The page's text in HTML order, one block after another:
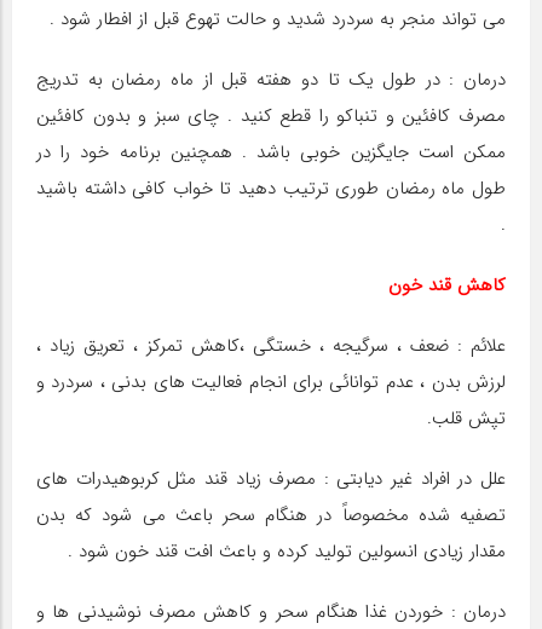
می تواند منجر به سردرد شدید و حالت تهوع قبل از افطار شود .
درمان : در طول یک تا دو هفته قبل از ماه رمضان به تدریج
مصرف کافئین و تنباکو را قطع کنید . چای سبز و بدون کافئین
ممکن است جایگزین خوبی باشد . همچنین برنامه خود را در
طول ماه رمضان طوری ترتیب دهید تا خواب کافی داشته باشید
.
کاهش قند خون
علائم : ضعف ، سرگیجه ، خستگی ،‌کاهش تمرکز ،‌ تعریق زیاد ،
لرزش بدن ، عدم توانائی برای انجام فعالیت های بدنی ، سردرد و
تپش قلب.
علل در افراد غیر دیابتی : مصرف زیاد قند مثل کربوهیدرات های
تصفیه شده مخصوصاً در هنگام سحر باعث می شود که بدن
مقدار زیادی انسولین تولید کرده و باعث افت قند خون شود .
درمان : خوردن غذا هنگام سحر و کاهش مصرف نوشیدنی ها و